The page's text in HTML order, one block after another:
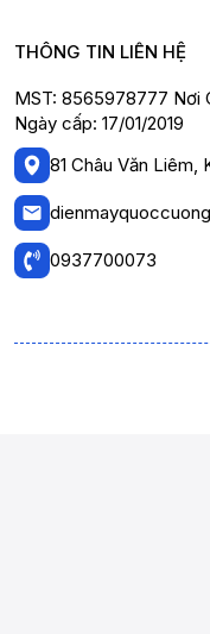
THÔNG TIN LIÊN HỆ
MST: 8565978777 Nơi
Ngày cấp: 17/01/2019
81 Châu Văn Liêm,
0937700073